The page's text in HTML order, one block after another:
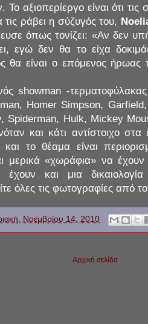
αξιοπερίεργο είναι ότι τις
ράβει η σύζυγός του,
όπως τονίζει: «Αν δεν
εγώ δεν θα το είχα
θα είναι ο επόμενος
showman -τερματοφύλακας
Homer Simpson,
Spiderman, Hulk, Mickey
και κάτι αντίστοιχο
και το θέαμα είναι
μερικά «χωράφια» να
και μια
όλες τις φωτογραφίες από
Νοεμβρίου 14, 2010
Αρχική σελίδα